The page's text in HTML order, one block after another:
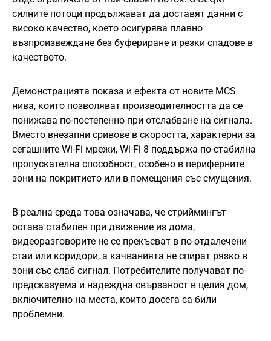
силните потоци продължават да доставят данни с
високо качество, което осигурява плавно
възпроизвеждане без буфериране и резки спадове в
качеството.
Демонстрацията показа и ефекта от новите MCS
нива, които позволяват производителността да се
понижава по-постепенно при отслабване на сигнала.
Вместо внезапни сривове в скоростта, характерни за
сегашните Wi-Fi мрежи, Wi-Fi 8 поддържа по-стабилна
пропускателна способност, особено в периферните
зони на покритието или в помещения със смущения.
В реална среда това означава, че стриймингът
остава стабилен при движение из дома,
видеоразговорите не се прекъсват в по-отдалечени
стаи или коридори, а качванията не спират рязко в
зони със слаб сигнал. Потребителите получават по-
предсказуема и надеждна свързаност в целия дом,
включително на места, които досега са били
проблемни.